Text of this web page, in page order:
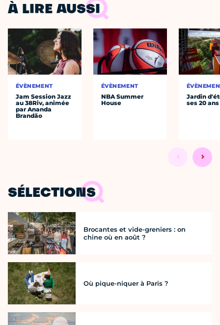
À LIRE AUSSI
ÉVÈNEMENT
Jam Session Jazz
au 38Riv, animée
par Ananda
Brandão
ÉVÈNEMENT
NBA Summer
House
Jardin
ses 20 ans
SÉLECTIONS
Brocantes et vide-greniers : on
chine où en août ?
Où pique-niquer à Paris ?